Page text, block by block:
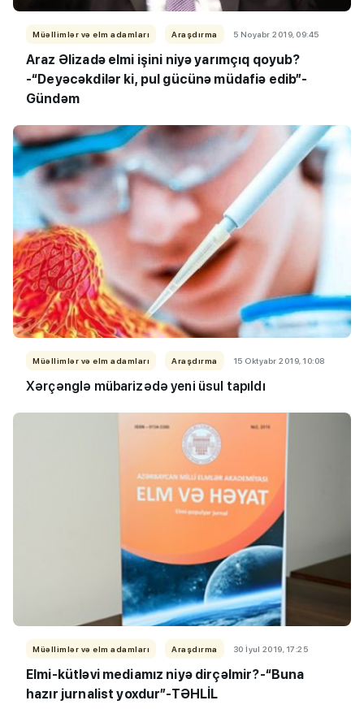
Müəllimlər və elm adamları Araşdırma 5 Noyabr 2019, 09:45
Araz Əlizadə elmi işini niyə yarımçıq qoyub?
-“Deyəcəkdilər ki, pul gücünə müdafiə edib”-
Gündəm
Müəllimlər və elm adamları Araşdırma 15 Oktyabr 2019, 10:08
Xərçənglə mübarizədə yeni üsul tapıldı
Müəllimlər və elm adamları Araşdırma 30 İyul 2019, 17:25
Elmi-kütləvi mediamız niyə dirçəlmir?-“Buna
hazır jurnalist yoxdur”-TƏHLİL